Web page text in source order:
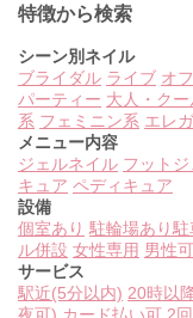
特徴から検索
シーン別ネイル
ブライダル ライブ オ
パーティー 大人・クー
系 フェミニン系 エレ
メニュー内容
ジェルネイル フット
キュア ペディキュア
設備
個室あり 駐輪場あり駐
ル併設 女性専用 男性
サービス
駅近(5分以内) 20時以